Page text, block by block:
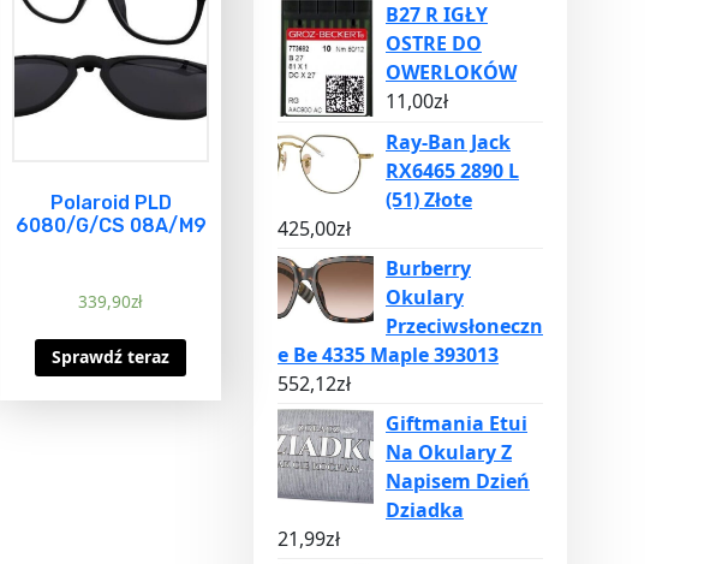
Polaroid PLD
6080/G/CS 08A/M9
339,90zł
Sprawdź teraz
B27 R IGŁY
OSTRE DO
OWERLOKÓW
11,00zł
Ray-Ban Jack
RX6465 2890 L
(51) Złote
425,00zł
Burberry
Okulary
Przeciwsłoneczn
e Be 4335 Maple 393013
552,12zł
Giftmania Etui
Na Okulary Z
Napisem Dzień
Dziadka
21,99zł